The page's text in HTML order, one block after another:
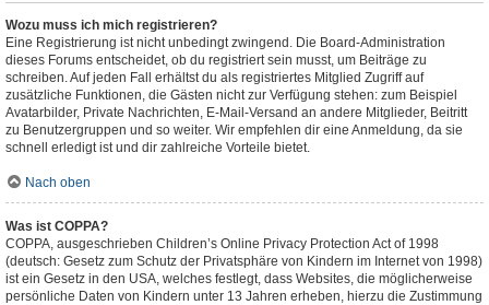
Wozu muss ich mich registrieren?
Eine Registrierung ist nicht unbedingt zwingend. Die Board-Administration
dieses Forums entscheidet, ob du registriert sein musst, um Beiträge zu
schreiben. Auf jeden Fall erhältst du als registriertes Mitglied Zugriff auf
zusätzliche Funktionen, die Gästen nicht zur Verfügung stehen: zum Beispiel
Avatarbilder, Private Nachrichten, E-Mail-Versand an andere Mitglieder, Beitritt
zu Benutzergruppen und so weiter. Wir empfehlen dir eine Anmeldung, da sie
schnell erledigt ist und dir zahlreiche Vorteile bietet.
Nach oben
Was ist COPPA?
COPPA, ausgeschrieben Children’s Online Privacy Protection Act of 1998
(deutsch: Gesetz zum Schutz der Privatsphäre von Kindern im Internet von 1998)
ist ein Gesetz in den USA, welches festlegt, dass Websites, die möglicherweise
persönliche Daten von Kindern unter 13 Jahren erheben, hierzu die Zustimmung